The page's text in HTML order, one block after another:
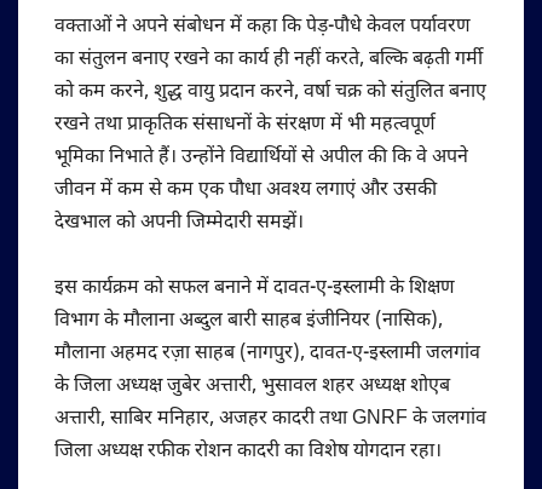
वक्ताओं ने अपने संबोधन में कहा कि पेड़-पौधे केवल पर्यावरण
का संतुलन बनाए रखने का कार्य ही नहीं करते, बल्कि बढ़ती गर्मी
को कम करने, शुद्ध वायु प्रदान करने, वर्षा चक्र को संतुलित बनाए
रखने तथा प्राकृतिक संसाधनों के संरक्षण में भी महत्वपूर्ण
भूमिका निभाते हैं। उन्होंने विद्यार्थियों से अपील की कि वे अपने
जीवन में कम से कम एक पौधा अवश्य लगाएं और उसकी
देखभाल को अपनी जिम्मेदारी समझें।
इस कार्यक्रम को सफल बनाने में दावत-ए-इस्लामी के शिक्षण
विभाग के मौलाना अब्दुल बारी साहब इंजीनियर (नासिक),
मौलाना अहमद रज़ा साहब (नागपुर), दावत-ए-इस्लामी जलगांव
के जिला अध्यक्ष जुबेर अत्तारी, भुसावल शहर अध्यक्ष शोएब
अत्तारी, साबिर मनिहार, अजहर कादरी तथा GNRF के जलगांव
जिला अध्यक्ष रफीक रोशन कादरी का विशेष योगदान रहा।